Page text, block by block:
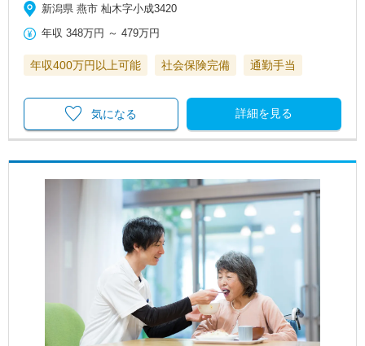
新潟県 燕市 杣木字小成3420
年収 348万円 ～479万円
年収400万円以上可能 社会保険完備 通勤手当
詳細を見る
気になる